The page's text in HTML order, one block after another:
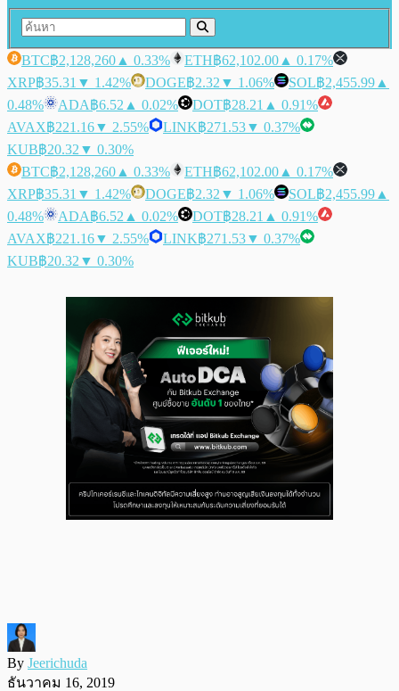
BTC฿2,128,260 ▲ 0.33% ETH฿62,102.00 ▲ 0.17%
XRP฿35.31 ▼ 1.42% DOGE฿2.32 ▼ 1.06% SOL฿2,455.99 ▲
0.48%
ADA฿6.52 ▲ 0.02% DOT฿28.21 ▲ 0.91%
AVAX฿221.16▼ 2.55% LINK฿271.53▼ 0.37%
KUB฿20.32 ▼ 0.30%
BTC฿2,128,260 ▲ 0.33% ETH฿62,102.00 ▲ 0.17%
XRP฿35.31 ▼ 1.42% DOGE฿2.32 ▼ 1.06% SOL฿2,455.99 ▲
0.48%
ADA฿6.52 ▲ 0.02% DOT฿28.21 ▲ 0.91%
AVAX฿221.16▼ 2.55% LINK฿271.53▼ 0.37%
KUB฿20.32 ▼ 0.30%
By Jeerichuda
ธันวาคม 16, 2019